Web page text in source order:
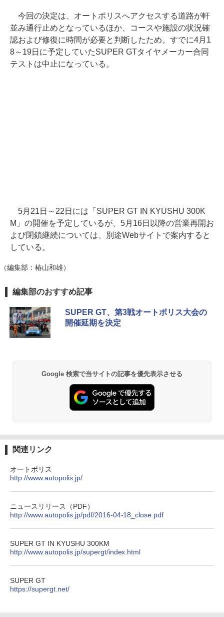
今回の決定は、オートポリスへアクセスする道路が軒
並み通行止めとなっているほか、コースや施設の状況確
認および修復に時間が必要と判断したため。すでに4月1
8～19日に予定していたSUPER GTタイヤメーカー合同
テストは中止になっている。
5月21日～22日には「SUPER GT IN KYUSHU 300K
M」の開催を予定しているが、5月16日以降の営業再開お
よび閉鎖継続については、別途Webサイトで案内すると
している。
（編集部：椿山和雄）
編集部のおすすめ記事
SUPER GT、第3戦オートポリス大会の
開催延期を決定
Google 検索で当サイトの記事を優先表示させる
関連リンク
オートポリス
http://www.autopolis.jp/
ニュースリリース（PDF）
http://www.autopolis.jp/pdf/2016-04-18_close.pdf
SUPER GT IN KYUSHU 300KM
http://www.autopolis.jp/supergt/index.html
SUPER GT
https://supergt.net/